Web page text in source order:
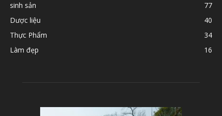
sinh sản
77
Dược liệu
40
Thực Phẩm
34
Làm đẹp
16